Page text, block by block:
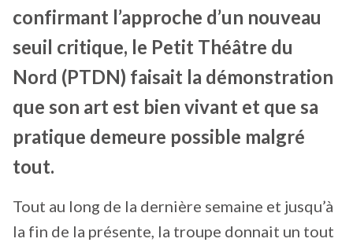
confirmant l’approche d’un nouveau
seuil critique, le Petit Théâtre du
Nord (PTDN) faisait la démonstration
que son art est bien vivant et que sa
pratique demeure possible malgré
tout.
Tout au long de la dernière semaine et jusqu’à
la fin de la présente, la troupe donnait un tout